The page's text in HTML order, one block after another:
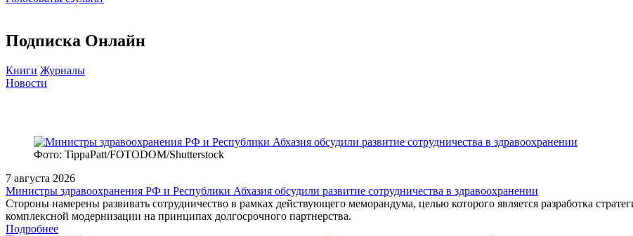
Подписка Онлайн
Книги Журналы
Новости
Фото: TippaPatt/FOTODOM/Shutterstock
7 августа 2026
Министры здравоохранения РФ и Республики Абхазия обсудили развитие сотрудничества в здравоохранении
Стороны намерены развивать сотрудничество в рамках действующего меморандума, целью которого является разработка
комплексной модернизации на принципах долгосрочного партнерства.
Подробнее